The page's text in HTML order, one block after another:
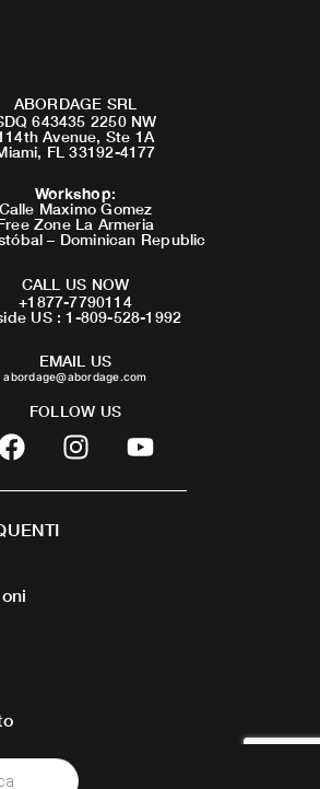
ABORDAGE SRL
643435 2250 NW
Avenue, Ste 1A
FL 33192-4177
Workshop:
Calle Maximo Gomez
Zone La Armeria
– Dominican Republic
CALL US NOW
+1877-7790114
US : 1-809-528-1992
EMAIL US
abordage@abordage.com
FOLLOW US
F
a
c
b
o
I
n
s
Y
o
u